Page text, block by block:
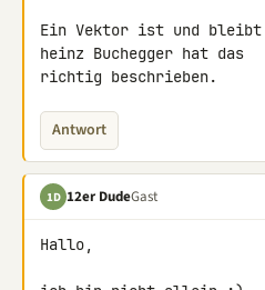
Ein Vektor ist und
heinz Buchegger hat das
richtig beschrieben.
Antwort
1D 12er DudeGast
Hallo,